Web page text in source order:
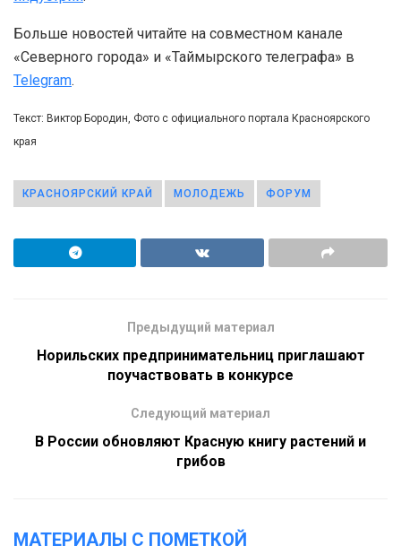
Больше новостей читайте на совместном канале
«Северного города» и «Таймырского телеграфа» в
Telegram.
Текст: Виктор Бородин, Фото с официального портала Красноярского
края
КРАСНОЯРСКИЙ КРАЙ МОЛОДЕЖЬ ФОРУМ
Предыдущий материал
Норильских предпринимательниц приглашают
поучаствовать в конкурсе
Следующий материал
В России обновляют Красную книгу растений и
грибов
МАТЕРИАЛЫ С ПОМЕТКОЙ